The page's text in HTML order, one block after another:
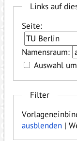
Links auf
Seite:
Namensraum:
Auswahl
Filter
ausblenden |